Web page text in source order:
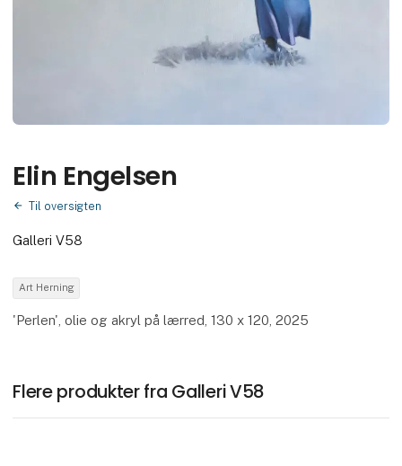
Elin Engelsen
Til oversigten
Galleri V58
Art Herning
'Perlen', olie og akryl på lærred, 130 x 120, 2025
Flere produkter fra Galleri V58